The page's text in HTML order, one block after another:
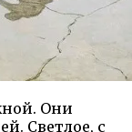
Они
Светлое, с